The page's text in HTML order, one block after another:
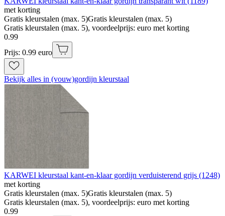
met korting
Gratis kleurstalen (max. 5)Gratis kleurstalen (max. 5)
Gratis kleurstalen (max. 5), voordeelprijs: euro met korting
0.99
Prijs: 0.99 euro
Bekijk alles in (vouw)gordijn kleurstaal
KARWEI kleurstaal kant-en-klaar gordijn verduisterend grijs (1248)
met korting
Gratis kleurstalen (max. 5)Gratis kleurstalen (max. 5)
Gratis kleurstalen (max. 5), voordeelprijs: euro met korting
0.99